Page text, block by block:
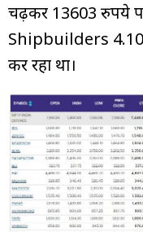
चढ़कर 13603 रुपये
Shipbuilders
कर रहा था।